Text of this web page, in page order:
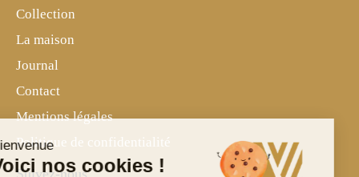
Collection
La maison
Journal
Contact
Mentions légales
Politique de confidentialité
Suivez-nous
Bienvenue
Voici nos cookies !